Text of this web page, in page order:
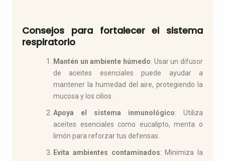
Consejos para fortalecer el sistema
respiratorio
Mantén un ambiente húmedo: Usar un difusor
de aceites esenciales puede ayudar a
mantener la humedad del aire, protegiendo la
mucosa y los cilios.
Apoya el sistema inmunológico: Utiliza
aceites esenciales como eucalipto, menta o
limón para reforzar tus defensas.
Evita ambientes contaminados: Minimiza la